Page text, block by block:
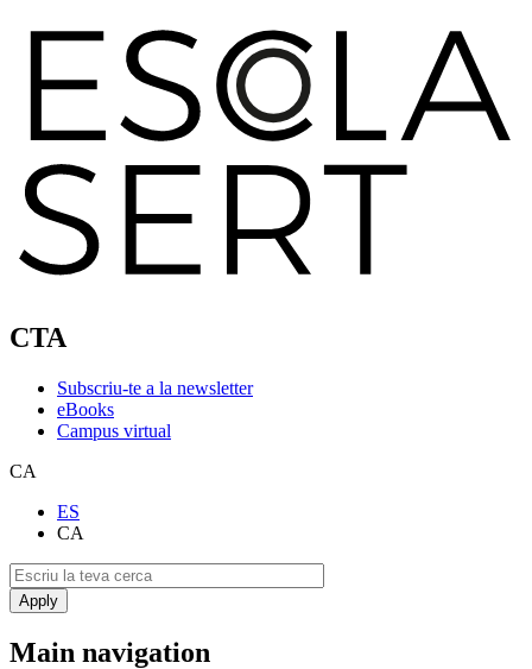
CTA
Subscriu-te a la newsletter
eBooks
Campus virtual
CA
ES
CA
Main navigation